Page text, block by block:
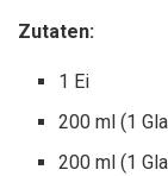
Zutaten:
1 Ei
200 ml (1
200 ml (1